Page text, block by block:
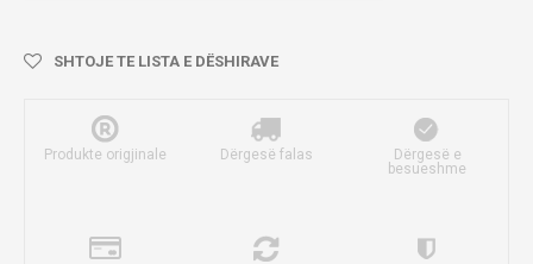
SHTOJE TE LISTA E DËSHIRAVE
Produkte origjinale Dërgesë falas
Dërgesë e
besueshme